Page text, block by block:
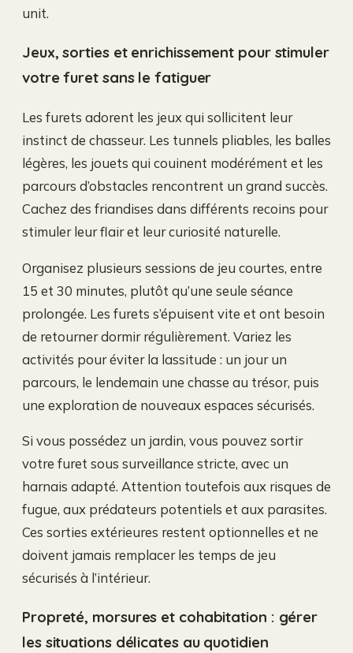
unit.
Jeux, sorties et enrichissement pour stimuler
votre furet sans le fatiguer
Les furets adorent les jeux qui sollicitent leur
instinct de chasseur. Les tunnels pliables, les balles
légères, les jouets qui couinent modérément et les
parcours d’obstacles rencontrent un grand succès.
Cachez des friandises dans différents recoins pour
stimuler leur flair et leur curiosité naturelle.
Organisez plusieurs sessions de jeu courtes, entre
15 et 30 minutes, plutôt qu’une seule séance
prolongée. Les furets s’épuisent vite et ont besoin
de retourner dormir régulièrement. Variez les
activités pour éviter la lassitude : un jour un
parcours, le lendemain une chasse au trésor, puis
une exploration de nouveaux espaces sécurisés.
Si vous possédez un jardin, vous pouvez sortir
votre furet sous surveillance stricte, avec un
harnais adapté. Attention toutefois aux risques de
fugue, aux prédateurs potentiels et aux parasites.
Ces sorties extérieures restent optionnelles et ne
doivent jamais remplacer les temps de jeu
sécurisés à l’intérieur.
Propreté, morsures et cohabitation : gérer
les situations délicates au quotidien